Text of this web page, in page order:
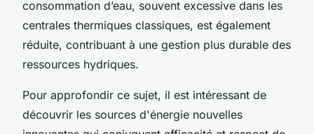
consommation d’eau, souvent excessive dans les
centrales thermiques classiques, est également
réduite, contribuant à une gestion plus durable des
ressources hydriques.
Pour approfondir ce sujet, il est intéressant de
découvrir les sources d'énergie nouvelles